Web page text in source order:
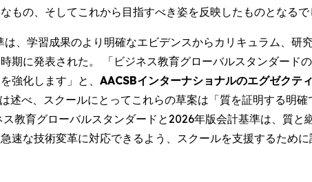
もの、そしてこれから目指すべき姿を反映したものとなるで
、学習成果のより明確なエビデンスからカリキュラム、
期に発表された。 「ビジネス教育グローバルスタンダー
強化します」と、 AACSBインターナショナルのエグゼクテ
は述べ、スクールにとってこれらの草案は「質を証明する明
教育グローバルスタンダードと2026年版会計基準は、質
速な技術変革に対応できるよう、スクールを支援するために